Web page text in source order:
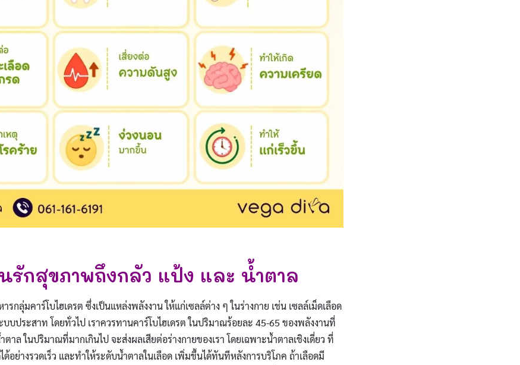
รักสุขภาพถึงกลัว แป้ง และ น้ำตาล
รกลุ่มคาร์โบไฮเดรต ซึ่งเป็นแหล่งพลังงาน ให้แก่เซลล์ต่าง ๆ ในร่างกาย เช่น เซลล์เม็ดเลือด
บบประสาท โดยทั่วไป เราควรทานคาร์โบไฮเดรต ในปริมาณร้อยละ 45-65 ของพลังงานที่
าล ในปริมาณที่มากเกินไป จะส่งผลเสียต่อร่างกายของเรา โดยเฉพาะน้ำตาลเชิงเดี่ยว ที่
ด้อย่างรวดเร็ว และทำให้ระดับน้ำตาลในเลือด เพิ่มขึ้นได้ทันทีหลังการบริโภค ถ้าเลือดมี